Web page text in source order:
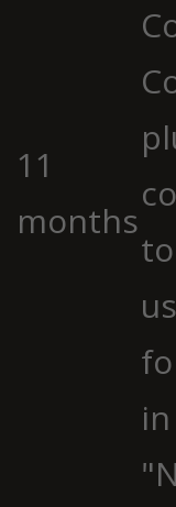
11
months